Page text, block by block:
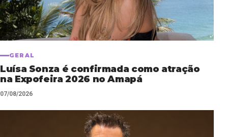
GERAL
Luísa Sonza é confirmada como atração
na Expofeira 2026 no Amapá
07/08/2026